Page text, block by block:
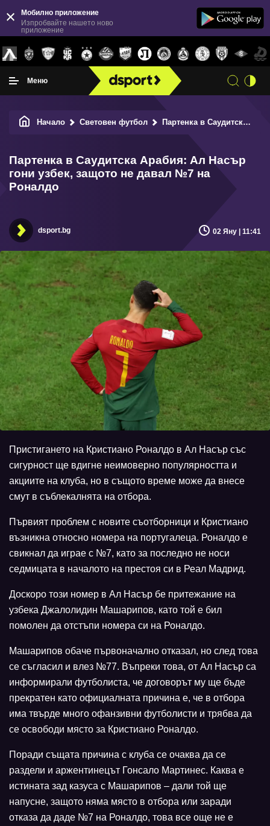
Мобилно приложение
Изпробвайте нашето ново
приложение
Меню
Начало Световен футбол Партенка в Саудитска Арабия: Ал Насър гони узбек, защото не давал №7 на Роналдо
Партенка в Саудитска Арабия: Ал Насър
гони узбек, защото не давал №7 на
Роналдо
dsport.bg 02 Яну | 11:41
Пристигането на Кристиано Роналдо в Ал Насър със
сигурност ще вдигне неимоверно популярността и
акциите на клуба, но в същото време може да внесе
смут в съблекалнята на отбора.
Първият проблем с новите съотборници и Кристиано
възникна относно номера на португалеца. Роналдо е
свикнал да играе с №7, като за последно не носи
седмицата в началото на престоя си в Реал Мадрид.
Доскоро този номер в Ал Насър бе притежание на
узбека Джалолидин Машарипов, като той е бил
помолен да отстъпи номера си на Роналдо.
Машарипов обаче първоначално отказал, но след това
се съгласил и влез №77. Въпреки това, от Ал Насър са
информирали футболиста, че договорът му ще бъде
прекратен като официалната причина е, че в отбора
има твърде много офанзивни футболисти и трябва да
се освободи място за Кристиано Роналдо.
Поради същата причина с клуба се очаква да се
раздели и аржентинецът Гонсало Мартинес. Каква е
истината зад казуса с Машарипов – дали той ще
напусне, защото няма място в отбора или заради
отказа да даде №7 на Роналдо, това все още не е